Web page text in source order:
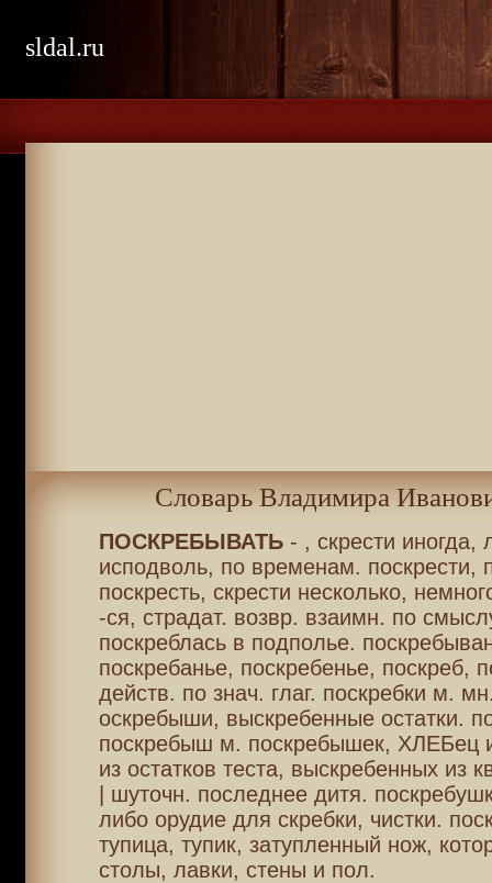
sldal.ru
Словарь Владимира
ПОСКРЕБЫВАТЬ- , скрести иногда,
исподволь, по временам. поскрести,
поскресть, скрести несколько,
-ся, страдат. возвр. взаимн. по
поскреблась в подполье.
поскребанье, поскребенье, поскреб,
действ. по знач. глаг. поскребки м.
оскребыши, выскребенные остатки.
поскребыш м. поскребышек, ХЛЕБец
из остатков теста, выскребенных из
| шуточн. последнее дитя.
либо орудие для скребки, чистки.
тупица, тупик, затупленный нож,
столы, лавки, стены и пол.